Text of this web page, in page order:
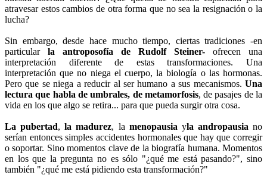
atravesar estos cambios de otra forma que no sea la resignación o la
lucha?
Sin embargo, desde hace mucho tiempo, ciertas tradiciones -en
particular la antroposofía de Rudolf Steiner- ofrecen una
interpretación diferente de estas transformaciones. Una
interpretación que no niega el cuerpo, la biología o las hormonas.
Pero que se niega a reducir al ser humano a sus mecanismos. Una
lectura que habla de umbrales, de metamorfosis, de pasajes de la
vida en los que algo se retira... para que pueda surgir otra cosa.
La pubertad,la madurez, la menopausia yla andropausia no
serían entonces simples accidentes hormonales que hay que corregir
o soportar. Sino momentos clave de la biografía humana. Momentos
en los que la pregunta no es sólo "¿qué me está pasando?", sino
también "¿qué me está pidiendo esta transformación?"